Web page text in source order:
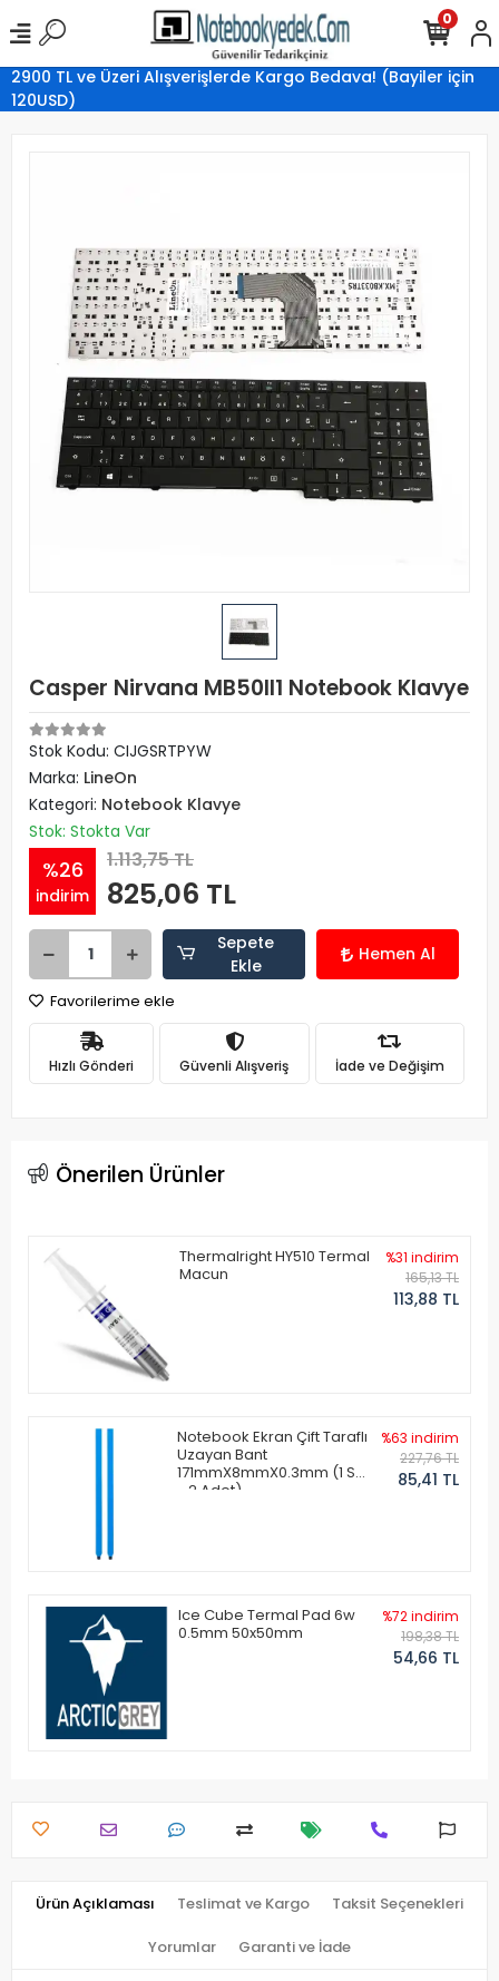
2900 TL ve Üzeri Alışverişlerde Kargo Bedava! (Bayiler için
120USD)
0
Casper Nirvana MB50II1 Notebook Klavye
Stok Kodu: CIJGSRTPYW
Marka: LineOn
Kategori: Notebook Klavye
Stok: Stokta Var
%26
indirim
1.113,75 TL
825,06 TL
Sepete
Ekle
Hemen Al
Favorilerime ekle
Hızlı Gönderi Güvenli Alışveriş İade ve Değişim
Önerilen Ürünler
Thermalright HY510 Termal
Macun
%31 indirim
165,13 TL
113,88 TL
Notebook Ekran Çift Taraflı
Uzayan Bant
171mmX8mmX0.3mm (1 Set
- 2 Adet)
%63 indirim
227,76 TL
85,41 TL
Ice Cube Termal Pad 6w
0.5mm 50x50mm
%72 indirim
198,38 TL
54,66 TL
Ürün Açıklaması Teslimat ve Kargo Taksit Seçenekleri
Yorumlar Garanti ve İade